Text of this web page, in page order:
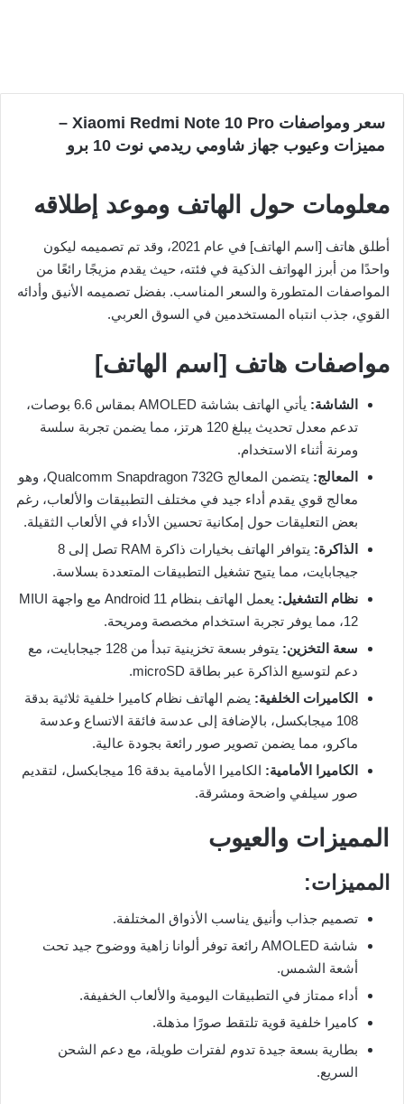
سعر ومواصفات Xiaomi Redmi Note 10 Pro –
مميزات وعيوب جهاز شاومي ريدمي نوت 10 برو
معلومات حول الهاتف وموعد إطلاقه
أطلق هاتف [اسم الهاتف] في عام 2021، وقد تم تصميمه ليكون
واحدًا من أبرز الهواتف الذكية في فئته، حيث يقدم مزيجًا رائعًا من
المواصفات المتطورة والسعر المناسب. بفضل تصميمه الأنيق وأدائه
القوي، جذب انتباه المستخدمين في السوق العربي.
مواصفات هاتف [اسم الهاتف]
الشاشة:
يأتي الهاتف بشاشة AMOLED بمقاس 6.6 بوصات،
تدعم معدل تحديث يبلغ 120 هرتز، مما يضمن تجربة سلسة
ومرنة أثناء الاستخدام.
المعالج:
يتضمن المعالج Qualcomm Snapdragon 732G، وهو
معالج قوي يقدم أداء جيد في مختلف التطبيقات والألعاب، رغم
بعض التعليقات حول إمكانية تحسين الأداء في الألعاب الثقيلة.
الذاكرة:
يتوافر الهاتف بخيارات ذاكرة RAM تصل إلى 8
جيجابايت، مما يتيح تشغيل التطبيقات المتعددة بسلاسة.
نظام التشغيل:
يعمل الهاتف بنظام Android 11 مع واجهة MIUI
12، مما يوفر تجربة استخدام مخصصة ومريحة.
سعة التخزين:
يتوفر بسعة تخزينية تبدأ من 128 جيجابايت، مع
دعم لتوسيع الذاكرة عبر بطاقة microSD.
الكاميرات الخلفية: يضم الهاتف نظام كاميرا خلفية ثلاثية بدقة
108 ميجابكسل، بالإضافة إلى عدسة فائقة الاتساع وعدسة
ماكرو، مما يضمن تصوير صور رائعة بجودة عالية.
الكاميرا الأمامية:
الكاميرا الأمامية بدقة 16 ميجابكسل، لتقديم
صور سيلفي واضحة ومشرقة.
المميزات والعيوب
المميزات:
تصميم جذاب وأنيق يناسب الأذواق المختلفة.
شاشة AMOLED رائعة توفر ألوانا زاهية ووضوح جيد تحت
أشعة الشمس.
أداء ممتاز في التطبيقات اليومية والألعاب الخفيفة.
كاميرا خلفية قوية تلتقط صورًا مذهلة.
بطارية بسعة جيدة تدوم لفترات طويلة، مع دعم الشحن
السريع.